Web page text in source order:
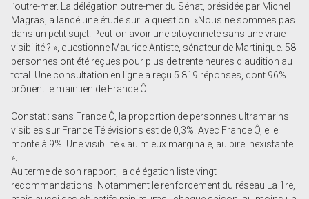
l’outre-mer. La délégation outre-mer du Sénat, présidée par Michel
Magras, a lancé une étude sur la question. «Nous ne sommes pas
dans un petit sujet. Peut-on avoir une citoyenneté sans une vraie
visibilité ? », questionne Maurice Antiste, sénateur de Martinique. 58
personnes ont été reçues pour plus de trente heures d’audition au
total. Une consultation en ligne a reçu 5.819 réponses, dont 96%
prônent le maintien de France Ô.
Constat : sans France Ô, la proportion de personnes ultramarins
visibles sur France Télévisions est de 0,3%. Avec France Ô, elle
monte à 9%. Une visibilité « au mieux marginale, au pire inexistante
».
Au terme de son rapport, la délégation liste vingt
recommandations. Notamment le renforcement du réseau La 1re,